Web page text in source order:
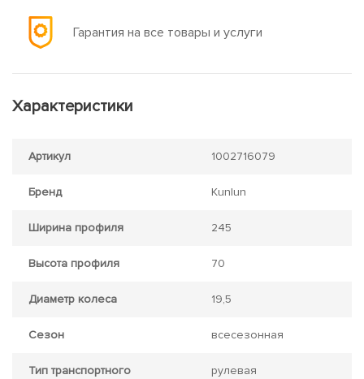
Гарантия на все товары и услуги
Характеристики
Артикул 1002716079
Бренд Kunlun
Ширина профиля 245
Высота профиля 70
Диаметр колеса 19,5
Сезон всесезонная
Тип транспортного
рулевая